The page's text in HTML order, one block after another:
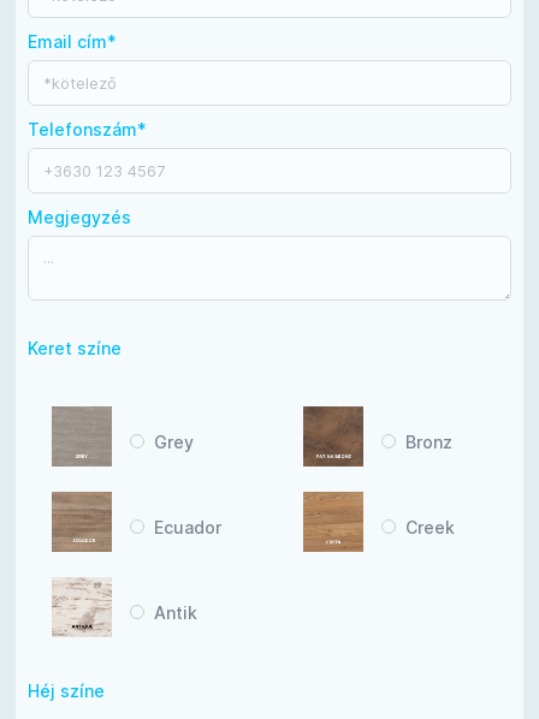
Email cím*
Telefonszám*
Megjegyzés
Keret színe
Grey Bronz
Ecuador Creek
Antik
Héj színe